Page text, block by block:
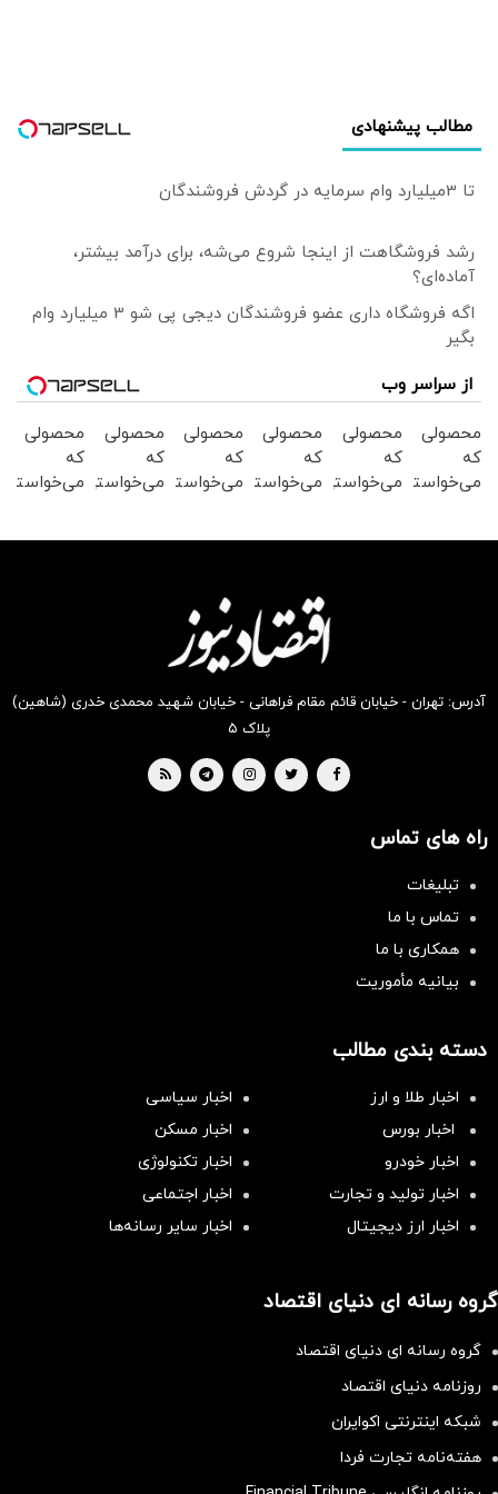
زیرا...
مطالب پیشنهادی
تا 3میلیارد وام سرمایه در گردش فروشندگان
رشد فروشگاهت از اینجا شروع می‌شه، برای درآمد بیشتر،
آماده‌ای؟
اگه فروشگاه داری عضو فروشندگان دیجی پی شو 3 میلیارد وام
بگیر
از سراسر وب
محصولی
که
می‌خواستی
محصولی
که
می‌خواستی
محصولی
که
می‌خواستی
بخر !
محصولی
که
می‌خواستی
بخر!
محصولی
که
می‌خواستی
محصولی
که
می‌خواستی
آدرس: تهران - خیابان قائم مقام فراهانی - خیابان شهید محمدی خدری (شاهین)
پلاک ۵
راه های تماس
تبلیغات
تماس با ما
همکاری با ما
بیانیه مأموریت
دسته بندی مطالب
اخبار طلا و ارز
اخبار سیاسی
اخبار بورس
اخبار مسکن
اخبار خودرو
اخبار تکنولوژی
اخبار تولید و تجارت
اخبار اجتماعی
اخبار ارز دیجیتال
اخبار سایر رسانه‌‌ها
گروه رسانه ای دنیای اقتصاد
گروه رسانه ای دنیای اقتصاد
روزنامه دنیای اقتصاد
شبکه اینترنتی اکوایران
هفته‌نامه تجارت فردا